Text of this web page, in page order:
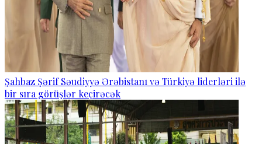
Şahbaz Şərif Səudiyyə Ərəbistanı və Türkiyə liderləri ilə
bir sıra görüşlər keçirəcək